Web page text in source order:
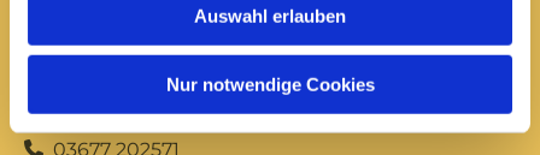
Auswahl erlauben
Nur notwendige Cookies
Büro Ilmenau
Unterpörlitzer Str. 15
Ilmenau, 98693
 03677 202571